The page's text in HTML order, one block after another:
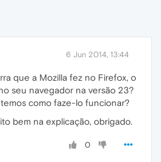
6 Jun 2014, 13:44
que a Mozilla fez no Firefox, o
seu navegador na versão 23?
como faze-lo funcionar?
bem na explicação, obrigado.
0